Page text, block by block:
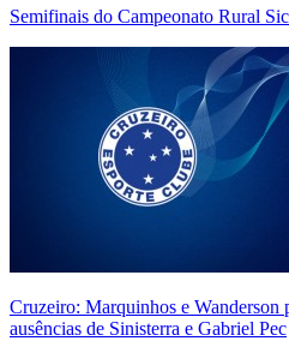
Semifinais do Campeonato Rural
Cruzeiro: Marquinhos e Wanderson
ausências de Sinisterra e Gabriel Pec